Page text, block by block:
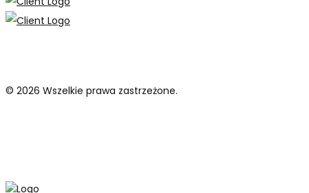
© 2026 Wszelkie prawa zastrzeżone.